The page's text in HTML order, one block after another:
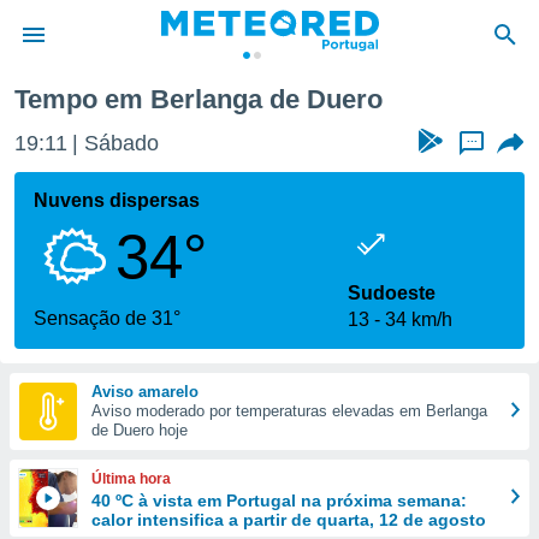
da
foi
fornecidas
a este
das
e
forma
digital
Tempo em Berlanga de Duero
19:11 Sábado ...
Nuvens dispersas
34°
Sensação de 31°
Sudoeste
13
34 km/h
Aviso amarelo
Aviso moderado por temperaturas elevadas em Berlanga
de Duero hoje
Última hora
40 ºC à vista em Portugal na próxima semana:
calor intensifica a partir de quarta, 12 de agosto